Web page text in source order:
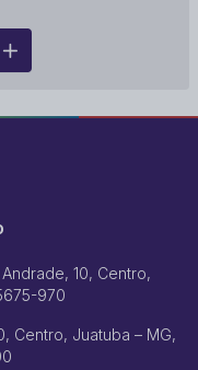
10, Centro,
970
Centro, Juatuba – MG,